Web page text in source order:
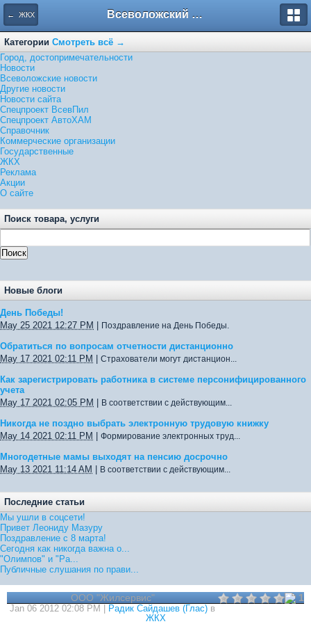
← ЖКХ Всеволожский форум
Категории Смотреть всё →
Город, достопримечательности
Новости
Всеволожские новости
Другие новости
Новости сайта
Спецпроект ВсевПил
Спецпроект АвтоХАМ
Справочник
Коммерческие организации
Государственные
ЖКХ
Реклама
Акции
О сайте
Поиск товара, услуги
Новые блоги
День Победы!
May 25 2021 12:27 PM
Поздравление на День Победы.
Обратиться по вопросам отчетности дистанционно
May 17 2021 02:11 PM
Страхователи могут дистанцион...
Как зарегистрировать работника в системе персонифицированного
учета
May 17 2021 02:05 PM
В соответствии с действующим...
Никогда не поздно выбрать электронную трудовую книжку
May 14 2021 02:11 PM
Формирование электронных труд...
Многодетные мамы выходят на пенсию досрочно
May 13 2021 11:14 AM
В соответствии с действующим...
Последние статьи
Мы ушли в соцсети!
Привет Леониду Мазуру
Поздравление с 8 марта!
Сегодня как никогда важна о...
"Олимпов" и "Ра...
Публичные слушания по прави...
1
ООО "Жилсервис"
Jan 06 2012 02:08 PM | Радик Сайдашев (Глас) в
ЖКХ